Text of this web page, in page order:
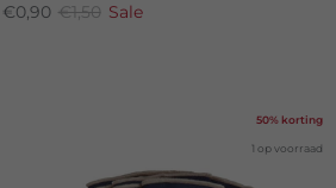
€0,90 €1,50 Sale
50% korting
1 op voorraad